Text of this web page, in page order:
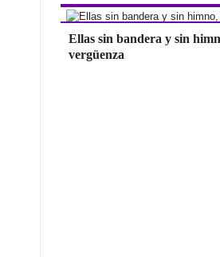
Ellas sin bandera y sin
vergüenza